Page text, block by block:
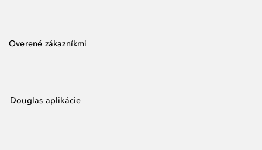
Overené zákazníkmi
Douglas aplikácie